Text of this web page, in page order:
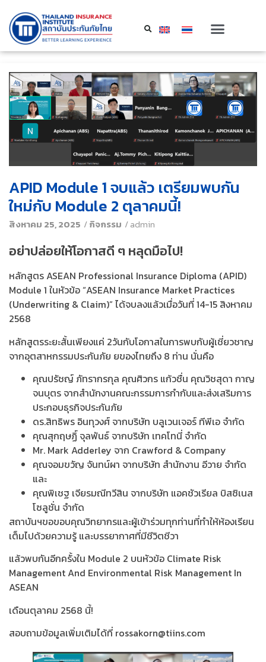
APID Module 1 จบแล้ว เตรียมพบกัน
ใหม่กับ Module 2 ตุลาคมนี้!
สิงหาคม 25, 2025 /กิจกรรม /admin
อย่าปล่อยให้โอกาสดี ๆ หลุดมือไป!
หลักสูตร ASEAN Professional Insurance Diploma (APID)
Module 1 ในหัวข้อ “ASEAN Insurance Market Practices
(Underwriting & Claim)” ได้จบลงแล้วเมื่อวันที่ 14-15 สิงหาคม
2568
หลักสูตรระยะสั้นเพียงแค่ 2วันกับโอกาสในการพบกับผู้เชี่ยวชาญ
จากอุตสาหกรรมประกันภัย ยของไทยถึง 8 ท่าน นั่นคือ
คุณปรัชญ์ ภัทรากรกุล คุณศิวกร แก้วชื่น คุณวิชสุดา กาญ
จนบุตร จากสำนักงานคณะกรรมการกำกับและส่งเสริมการ
ประกอบธุรกิจประกันภัย
ดร.สิทธิพร อินทุวงศ์ จากบริษัท บลูเวนเจอร์ ทีพีเอ จำกัด
คุณสุกฤษฏิ์ จุลพันธ์ จากบริษัท เทคโทนี่ จำกัด
Mr. Mark Adderley จาก Crawford & Company
คุณจอมขวัญ จันทน์ผา จากบริษัท สำนักงาน อีวาย จำกัด
และ
คุณพิเชฐ เจียรมณีทวีสิน จากบริษัท แอคชัวเรียล บิสซิเนส
โซลูชั่น จำกัด
สถาบันฯขอขอบคุณวิทยากรและผู้เข้าร่วมทุกท่านที่ทำให้ห้องเรียน
เต็มไปด้วยความรู้ และบรรยากาศที่มีชีวิตชีวา
แล้วพบกันอีกครั้งใน Module 2 บนหัวข้อ Climate Risk
Management And Environmental Risk Management In
ASEAN
เดือนตุลาคม 2568 นี้!
สอบถามข้อมูลเพิ่มเติมได้ที่ rossakorn@tiins.com